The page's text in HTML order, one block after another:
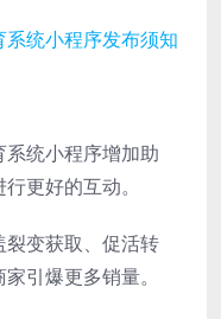
系统小程序发布须知
统小程序增加助
更好的互动。
变获取、促活转
引爆更多销量。